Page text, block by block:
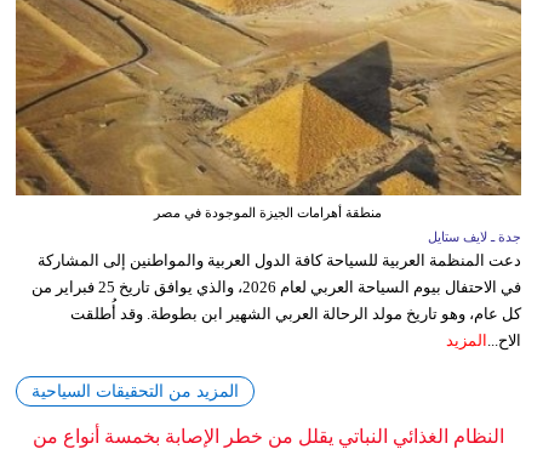
منطقة أهرامات الجيزة الموجودة في مصر
جدة ـ لايف ستايل
دعت المنظمة العربية للسياحة كافة الدول العربية والمواطنين إلى المشاركة
في الاحتفال بيوم السياحة العربي لعام 2026، والذي يوافق تاريخ 25 فبراير من
كل عام، وهو تاريخ مولد الرحالة العربي الشهير ابن بطوطة. وقد أُطلقت
الاح... المزيد
المزيد من التحقيقات السياحية
النظام الغذائي النباتي يقلل من خطر الإصابة بخمسة أنواع من